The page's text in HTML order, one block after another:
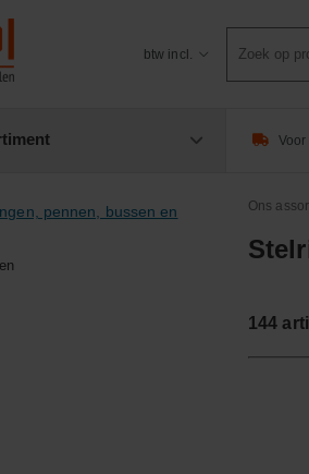
btw incl.
zoeken
pennen, bussen en
Ons
144